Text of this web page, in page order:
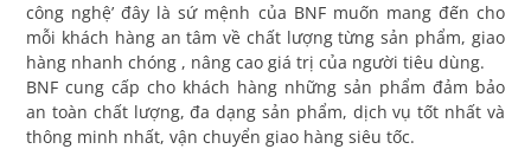
công nghệ’ đây là sứ mệnh của BNF muốn mang đến cho
mỗi khách hàng an tâm về chất lượng từng sản phẩm, giao
hàng nhanh chóng , nâng cao giá trị của người tiêu dùng.
BNF cung cấp cho khách hàng những sản phẩm đảm bảo
an toàn chất lượng, đa dạng sản phẩm, dịch vụ tốt nhất và
thông minh nhất, vận chuyển giao hàng siêu tốc.